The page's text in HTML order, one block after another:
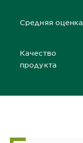
Средняя оценка
0,0 out of 5 stars
Качество
продукта
0,0 out of 5 stars